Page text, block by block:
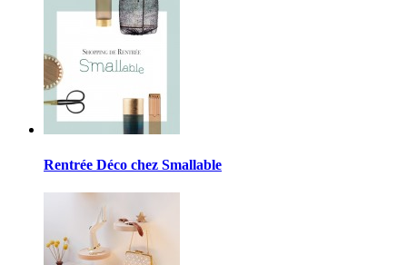
Rentrée Déco chez Smallable